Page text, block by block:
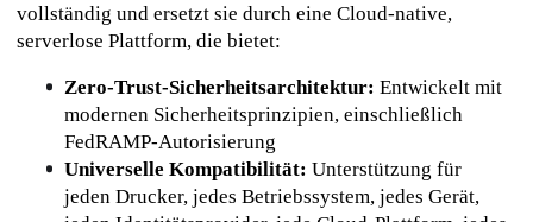
vollständig und ersetzt sie durch eine Cloud-native,
serverlose Plattform, die bietet:
Zero-Trust-Sicherheitsarchitektur: Entwickelt mit
modernen Sicherheitsprinzipien, einschließlich
FedRAMP-Autorisierung
Universelle Kompatibilität: Unterstützung für
jeden Drucker, jedes Betriebssystem, jedes Gerät,